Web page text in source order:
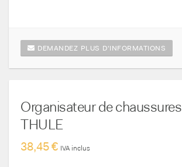
DEMANDEZ PLUS D'INFORMATIONS
Organisateur de chaussures
THULE
38,45 € IVA inclus